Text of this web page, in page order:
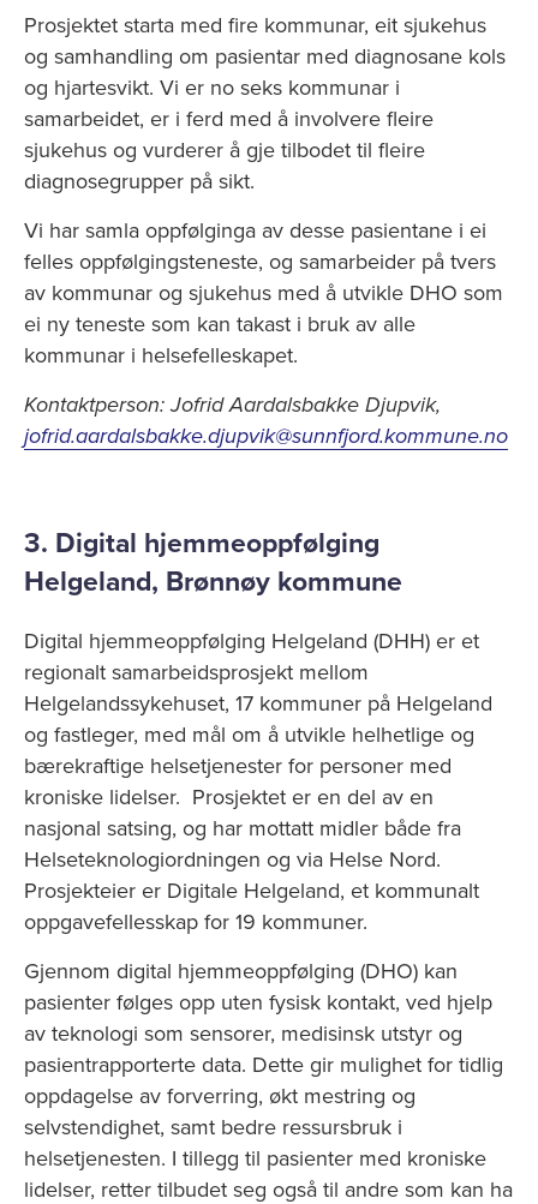
Prosjektet starta med fire kommunar, eit sjukehus
og samhandling om pasientar med diagnosane kols
og hjartesvikt. Vi er no seks kommunar i
samarbeidet, er i ferd med å involvere fleire
sjukehus og vurderer å gje tilbodet til fleire
diagnosegrupper på sikt.
Vi har samla oppfølginga av desse pasientane i ei
felles oppfølgingsteneste, og samarbeider på tvers
av kommunar og sjukehus med å utvikle DHO som
ei ny teneste som kan takast i bruk av alle
kommunar i helsefelleskapet.
Kontaktperson: Jofrid Aardalsbakke Djupvik,
jofrid.aardalsbakke.djupvik@sunnfjord.kommune.no
3. Digital hjemmeoppfølging
Helgeland, Brønnøy kommune
Digital hjemmeoppfølging Helgeland (DHH) er et
regionalt samarbeidsprosjekt mellom
Helgelandssykehuset, 17 kommuner på Helgeland
og fastleger, med mål om å utvikle helhetlige og
bærekraftige helsetjenester for personer med
kroniske lidelser. Prosjektet er en del av en
nasjonal satsing, og har mottatt midler både fra
Helseteknologiordningen og via Helse Nord.
Prosjekteier er Digitale Helgeland, et kommunalt
oppgavefellesskap for 19 kommuner.
Gjennom digital hjemmeoppfølging (DHO) kan
pasienter følges opp uten fysisk kontakt, ved hjelp
av teknologi som sensorer, medisinsk utstyr og
pasientrapporterte data. Dette gir mulighet for tidlig
oppdagelse av forverring, økt mestring og
selvstendighet, samt bedre ressursbruk i
helsetjenesten. I tillegg til pasienter med kroniske
lidelser, retter tilbudet seg også til andre som kan ha